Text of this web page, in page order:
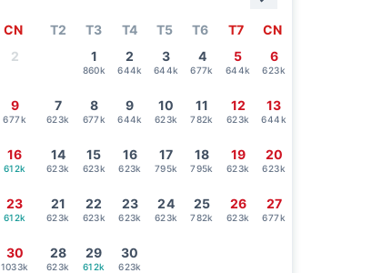
CN
2
9
677k
16
612k
23
612k
30
1033k
T2 T3 T4 T5 T6 T7
CN
1
860k
2
644k
3
644k
4
677k
5
644k
6
623k
7
623k
8
677k
9
644k
10
623k
11
782k
12
623k
13
644k
14
623k
15
623k
16
623k
17
795k
18
795k
19
623k
20
623k
21
623k
22
623k
23
623k
24
623k
25
782k
26
623k
27
677k
28
623k
29
612k
30
623k